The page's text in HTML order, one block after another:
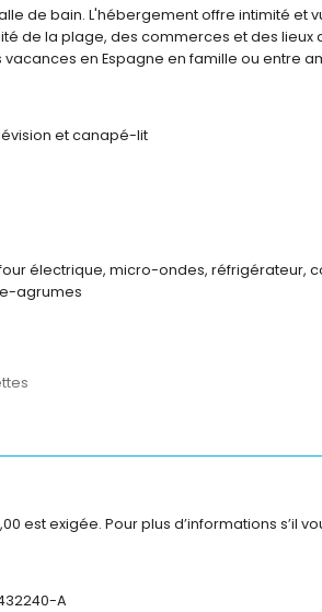
de bain. L'hébergement offre intimité et
de la plage, des commerces et des lieux
en Espagne en famille ou entre
et canapé-lit
électrique, micro-ondes, réfrigérateur,
agrumes
de 100 kilomètres de l'appartement)
est exigée. Pour plus d’informations s’il
A